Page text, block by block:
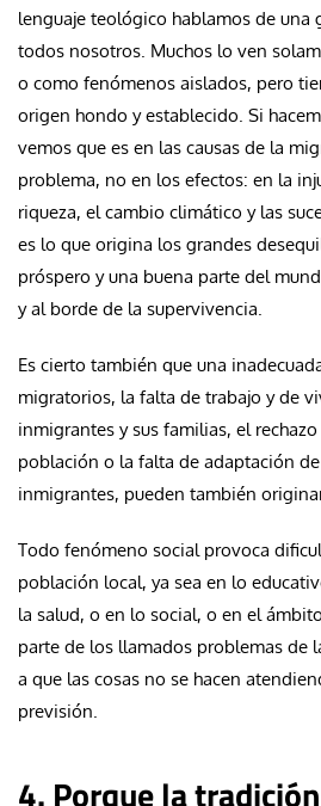
lenguaje teológico hablamos de una
todos nosotros. Muchos lo ven
o como fenómenos aislados, pero
origen hondo y establecido. Si
vemos que es en las causas de la
problema, no en los efectos: en la
riqueza, el cambio climático y las
es lo que origina los grandes
próspero y una buena parte del
y al borde de la supervivencia.
Es cierto también que una
migratorios, la falta de trabajo y de
inmigrantes y sus familias, el
población o la falta de adaptación
inmigrantes, pueden también
Todo fenómeno social provoca
población local, ya sea en lo
la salud, o en lo social, o en el
parte de los llamados problemas de
a que las cosas no se hacen
previsión.
4. Porque la